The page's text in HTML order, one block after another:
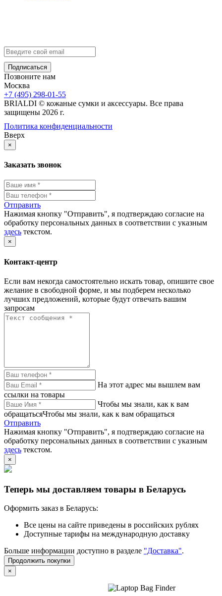
Позвоните нам
Москва
+7 (495) 298-01-55
BRIALDI © кожаные сумки и аксессуары. Все права
защищены 2026 г.
Политика конфиденциальности
Вверх
×
Заказать звонок
Отправить
Нажимая кнопку "Отправить", я подтверждаю согласие на
обработку персональных данных в соответствии с указным
здесь текстом.
×
Контакт-центр
Если вам некогда самостоятельно искать товар, опишите свое
желание в свободной форме, и мы подберем несколько
лучших предложений, которые будут отвечать вашим
запросам
На этот адрес мы вышлем вам
ссылки на товары
Чтобы мы знали, как к вам
обращатьсяЧтобы мы знали, как к вам обращаться
Отправить
Нажимая кнопку "Отправить", я подтверждаю согласие на
обработку персональных данных в соответствии с указным
здесь текстом.
×
Теперь мы доставляем товары в Беларусь
Оформить заказ в Беларусь:
Все цены на сайте приведены в российских рублях
Доступные тарифы на международную доставку
Больше информации доступно в разделе "Доставка".
Продолжить покупки
×